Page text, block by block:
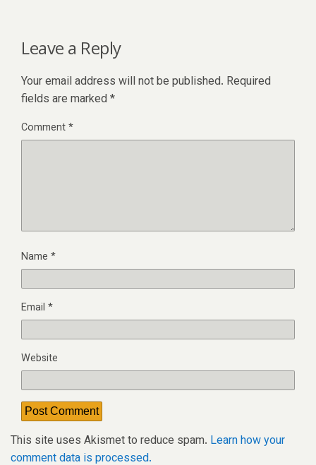
Leave a Reply
Your email address will not be published. Required
fields are marked *
Comment*
Name *
Email *
Website
This site uses Akismet to reduce spam. Learn how your
comment data is processed.